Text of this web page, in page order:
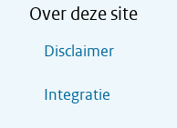
Over deze site
Disclaimer
Integratie